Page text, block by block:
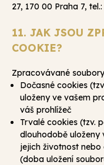
27, 170 00 Praha 7,
11. JAK JSOU
COOKIE?
Zpracovávané
Dočasné cookies
uloženy ve vašem
váš prohlížeč
Trvalé cookies (tzv.
dlouhodobě uloženy
jejich životnost
(doba uložení